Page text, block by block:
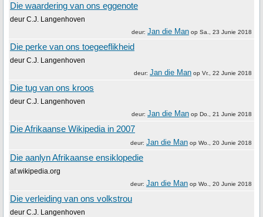
Die waardering van ons eggenote
deur C.J. Langenhoven
deur: Jan die Man op Sa., 23 Junie 2018
Die perke van ons toegeeflikheid
deur C.J. Langenhoven
deur: Jan die Man op Vr., 22 Junie 2018
Die tug van ons kroos
deur C.J. Langenhoven
deur: Jan die Man op Do., 21 Junie 2018
Die Afrikaanse Wikipedia in 2007
deur: Jan die Man op Wo., 20 Junie 2018
Die aanlyn Afrikaanse ensiklopedie
af.wikipedia.org
deur: Jan die Man op Wo., 20 Junie 2018
Die verleiding van ons volkstrou
deur C.J. Langenhoven